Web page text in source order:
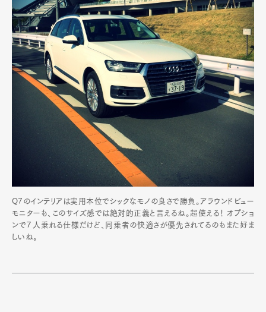
Q7のインテリアは実用本位でシックなモノの良さで勝負。アラウンドビュー
モニターも、このサイズ感では絶対的正義と言えるね。超使える！ オプショ
ンで７人乗れる仕様だけど、同乗者の快適さが優先されてるのもまた好ま
しいね。